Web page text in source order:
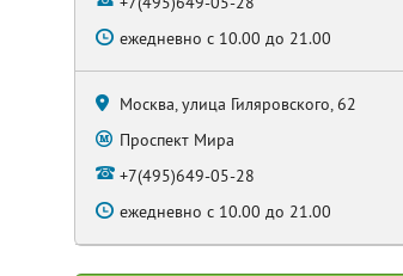
ежедневно с 10.00 до 21.00
Москва, улица Гиляровского, 62
Проспект Мира
+7(495)649-05-28
ежедневно с 10.00 до 21.00